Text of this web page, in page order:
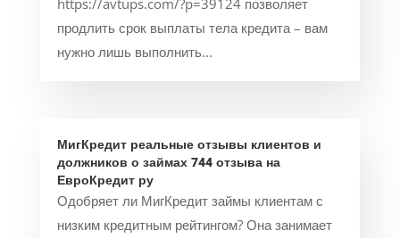
продлить срок выплаты тела кредита – вам
нужно лишь выполнить...
МигКредит реальные отзывы клиентов и
должников о займах 744 отзыва на
ЕвроКредит ру
Одобряет ли МигКредит займы клиентам с
низким кредитным рейтингом? Она занимает